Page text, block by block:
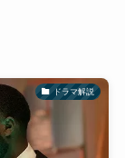
ドラマ解説